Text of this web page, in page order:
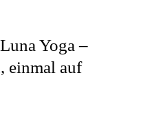
Yoga –
einmal auf